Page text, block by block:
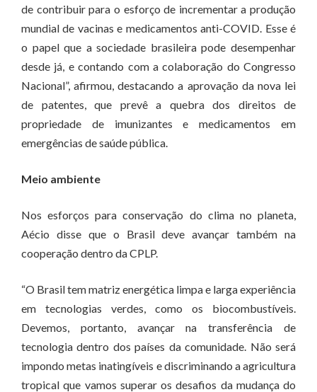
de contribuir para o esforço de incrementar a produção
mundial de vacinas e medicamentos anti-COVID. Esse é
o papel que a sociedade brasileira pode desempenhar
desde já, e contando com a colaboração do Congresso
Nacional”, afirmou, destacando a aprovação da nova lei
de patentes, que prevê a quebra dos direitos de
propriedade de imunizantes e medicamentos em
emergências de saúde pública.
Meio ambiente
Nos esforços para conservação do clima no planeta,
Aécio disse que o Brasil deve avançar também na
cooperação dentro da CPLP.
“O Brasil tem matriz energética limpa e larga experiência
em tecnologias verdes, como os biocombustíveis.
Devemos, portanto, avançar na transferência de
tecnologia dentro dos países da comunidade. Não será
impondo metas inatingíveis e discriminando a agricultura
tropical que vamos superar os desafios da mudança do